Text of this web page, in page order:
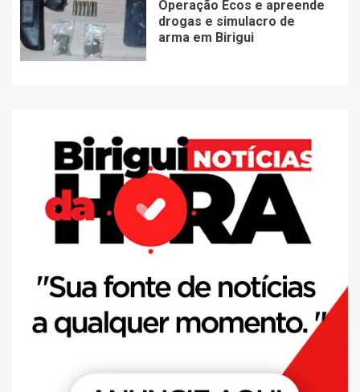
Operação Ecos e apreende
drogas e simulacro de
arma em Birigui